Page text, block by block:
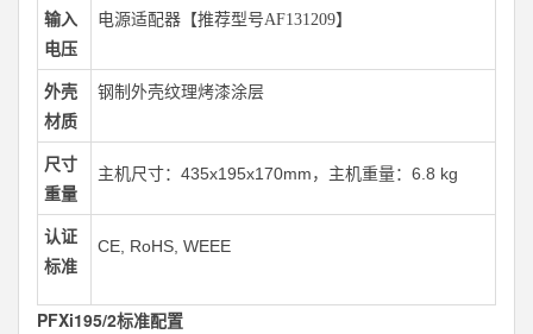
输入
电压
电源适配器【推荐型号AF131209】
外壳
材质
钢制外壳纹理烤漆涂层
尺寸
重量
主机尺寸：435x195x170mm，主机重量：6.8 kg
认证
标准
CE, RoHS, WEEE
PFXi195/2标准配置